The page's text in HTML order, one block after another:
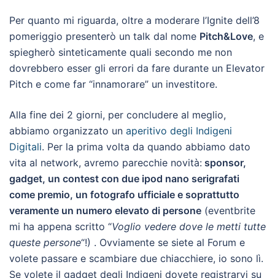
Per quanto mi riguarda, oltre a moderare l’Ignite dell’8
pomeriggio presenterò un talk dal nome Pitch&Love, e
spiegherò sinteticamente quali secondo me non
dovrebbero esser gli errori da fare durante un Elevator
Pitch e come far “innamorare” un investitore.
Alla fine dei 2 giorni, per concludere al meglio,
abbiamo organizzato un aperitivo degli Indigeni
Digitali. Per la prima volta da quando abbiamo dato
vita al network, avremo parecchie novità: sponsor,
gadget, un contest con due ipod nano serigrafati
come premio, un fotografo ufficiale e soprattutto
veramente un numero elevato di persone (eventbrite
mi ha appena scritto “Voglio vedere dove le metti tutte
queste persone“!) . Ovviamente se siete al Forum e
volete passare e scambiare due chiacchiere, io sono lì.
Se volete il gadget degli Indigeni dovete registrarvi su